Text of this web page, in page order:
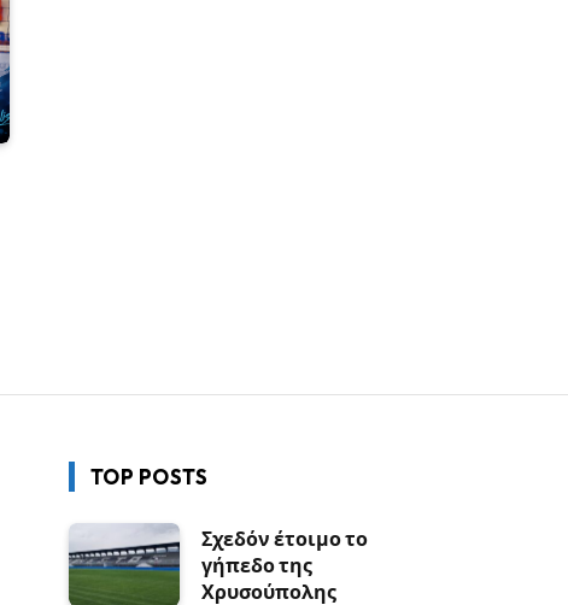
TOP POSTS
Σχεδόν έτοιμο το
γήπεδο της
Χρυσούπολης